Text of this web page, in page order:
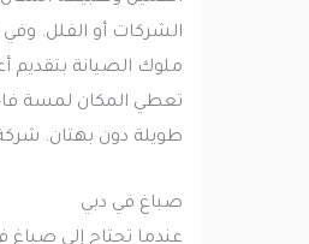
الشركات أو الفلل. وفي
ملوك الصيانة بتقديم
تعطي المكان لمسة فاخرة
طويلة دون بهتان. شركة
صباغ في دبي
عندما تحتاج إلى صباغ في